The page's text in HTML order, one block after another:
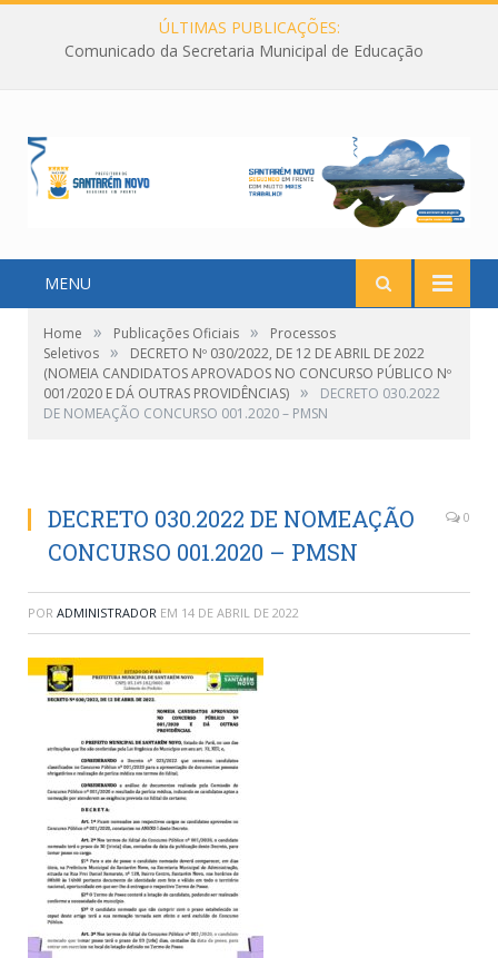
ÚLTIMAS PUBLICAÇÕES:
Comunicado da Secretaria Municipal de Educação
MENU
Home » Publicações Oficiais »
Processos
Seletivos »
DECRETO Nº 030/2022, DE 12 DE ABRIL DE 2022
(NOMEIA CANDIDATOS APROVADOS NO CONCURSO PÚBLICO Nº
001/2020 E DÁ OUTRAS PROVIDÊNCIAS) »
DECRETO 030.2022
DE NOMEAÇÃO CONCURSO 001.2020 – PMSN
DECRETO 030.2022 DE NOMEAÇÃO
CONCURSO 001.2020 – PMSN
0
POR ADMINISTRADOR EM 14 DE ABRIL DE 2022